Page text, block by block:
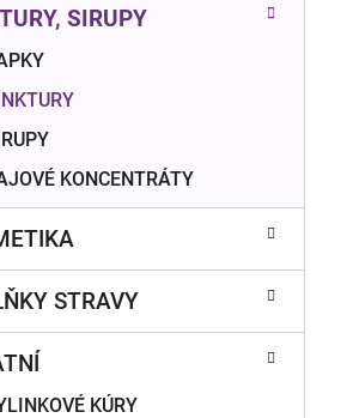
SIRUPY
KONCENTRÁTY
STRAVY
KÚRY